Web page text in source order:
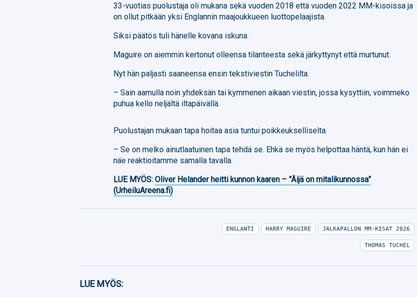
33-vuotias puolustaja oli mukana sekä vuoden 2018 että vuoden 2022 MM-kisoissa ja
on ollut pitkään yksi Englannin maajoukkueen luottopelaajista.
Siksi päätös tuli hänelle kovana iskuna.
Maguire on aiemmin kertonut olleensa tilanteesta sekä järkyttynyt että murtunut.
Nyt hän paljasti saaneensa ensin tekstiviestin Tuchelilta.
– Sain aamulla noin yhdeksän tai kymmenen aikaan viestin, jossa kysyttiin, voimmeko
puhua kello neljältä iltapäivällä.
Puolustajan mukaan tapa hoitaa asia tuntui poikkeukselliselta.
– Se on melko ainutlaatuinen tapa tehdä se. Ehkä se myös helpottaa häntä, kun hän ei
näe reaktioitamme samalla tavalla.
LUE MYÖS:Oliver Helander heitti kunnon kaaren – ”Äijä on mitalikunnossa”
(UrheiluAreena.fi)
ENGLANTI HARRY MAGUIRE JALKAPALLON MM-KISAT 2026
THOMAS TUCHEL
LUE MYÖS: